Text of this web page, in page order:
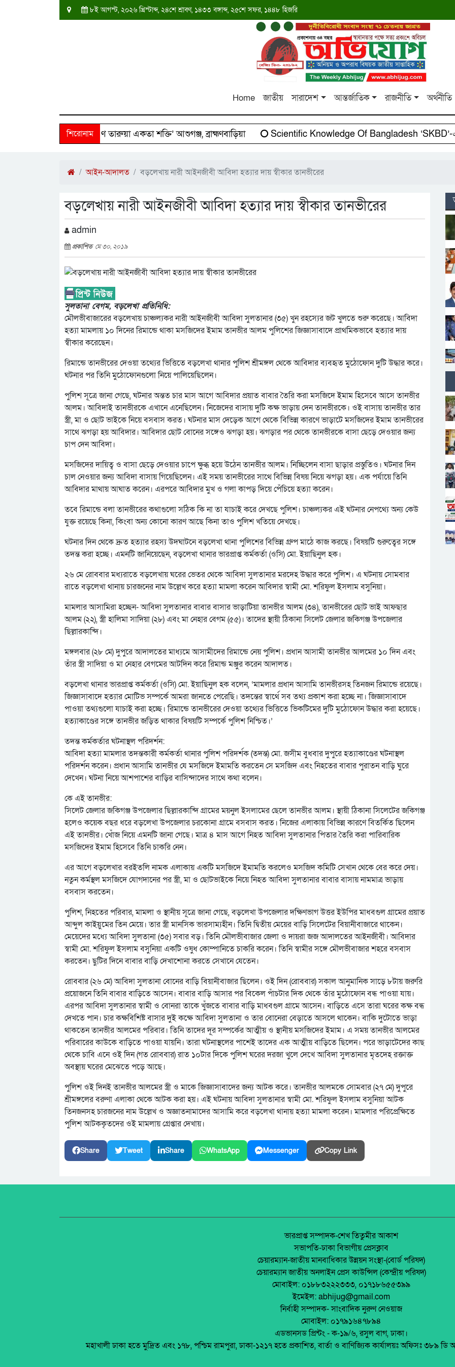
৮ই আগস্ট, ২০২৬ খ্রিস্টাব্দ, ২৪শে শ্রাবণ, ১৪৩৩ বঙ্গাব্দ, ২৫শে সফর, ১৪৪৮ হিজরি
Home জাতীয় সারাদেশ আন্তর্জাতিক রাজনীতি অর্থনীতি
শিরোনাম
পরিবারের পাশে ‘দক্ষিণ তারুয়া একতা শক্তি’ আশুগঞ্জ, ব্রাহ্মণবাড়িয়া Scientific Knowledge Of Bangladesh ‘SKBD’-এর
আইন-আদালত বড়লেখায় নারী আইনজীবী আবিদা হত্যার দায় স্বীকার তানভীরের
বড়লেখায় নারী আইনজীবী আবিদা হত্যার দায় স্বীকার তানভীরের
admin
প্রকাশিত মে ৩০, ২০১৯
সুলতানা বেগম, বড়লেখা প্রতিনিধি:
মৌলভীবাজারের বড়লেখায় চাঞ্চল্যকর নারী আইনজীবী আবিদা সুলতানার (৩৫) খুন রহস্যের জট খুলতে শুরু করেছে। আবিদা
হত্যা মামলায় ১০ দিনের রিমান্ডে থাকা মসজিদের ইমাম তানভীর আলম পুলিশের জিজ্ঞাসাবাদে প্রাথমিকভাবে হত্যার দায়
স্বীকার করেছেন।
রিমান্ডে তানভীরের দেওয়া তথ্যের ভিত্তিতে বড়লেখা থানার পুলিশ শ্রীমঙ্গল থেকে আবিদার ব্যবহৃত মুঠোফোন দুটি উদ্ধার করে।
ঘটনার পর তিনি মুঠোফোনগুলো নিয়ে পালিয়েছিলেন।
পুলিশ সূত্রে জানা গেছে, ঘটনার অন্তত চার মাস আগে আবিদার প্রয়াত বাবার তৈরি করা মসজিদে ইমাম হিসেবে আসে তানভীর
আলম। আবিদাই তানভীরকে এখানে এনেছিলেন। নিজেদের বাসায় দুটি কক্ষ ভাড়ায় দেন তানভীরকে। ওই বাসায় তানভীর তার
স্ত্রী, মা ও ছোট ভাইকে নিয়ে বসবাস করত। ঘটনার মাস দেড়েক আগে থেকে বিভিন্ন কারণে ভাড়াটে মসজিদের ইমাম তানভীরের
সাথে ঝগড়া হয় আবিদার। আবিদার ছোট বোনের সঙ্গেও ঝগড়া হয়। ঝগড়ার পর থেকে তানভীরকে বাসা ছেড়ে দেওয়ার জন্য
চাপ দেন আবিদা।
মসজিদের দায়িত্ব ও বাসা ছেড়ে দেওয়ার চাপে ক্ষুব্ধ হয়ে উঠেন তানভীর আলম। নিচ্ছিলেন বাসা ছাড়ার প্রস্তুতিও। ঘটনার দিন
চাল নেওয়ার জন্য আবিদা বাসায় গিয়েছিলেন। এই সময় তানভীরের সাথে বিভিন্ন বিষয় নিয়ে ঝগড়া হয়। এক পর্যায়ে তিনি
আবিদার মাথায় আঘাত করেন। এরপরে আবিদার মুখ ও গলা কাপড় দিয়ে পেঁচিয়ে হত্যা করেন।
তবে রিমান্ডে বলা তানভীরের কথাগুলো সঠিক কি না তা যাচাই করে দেখছে পুলিশ। চাঞ্চল্যকর এই ঘটনার নেপথ্যে অন্য কেউ
যুক্ত রয়েছে কিনা, কিংবা অন্য কোনো কারণ আছে কিনা তাও পুলিশ খতিয়ে দেখছে।
ঘটনার দিন থেকে দ্রুত হত্যার রহস্য উদঘাটনে বড়লেখা থানা পুলিশের বিভিন্ন গ্রুপ মাঠে কাজ করছে। বিষয়টি গুরুত্বের সঙ্গে
তদন্ত করা হচ্ছে। এমনটি জানিয়েছেন, বড়লেখা থানার ভারপ্রাপ্ত কর্মকর্তা (ওসি) মো. ইয়াছিনুল হক।
২৬ মে রোববার মধ্যরাতে বড়লেখায় ঘরের ভেতর থেকে আবিদা সুলতানার মরদেহ উদ্ধার করে পুলিশ। এ ঘটনায় সোমবার
রাতে বড়লেখা থানায় চারজনের নাম উল্লেখ করে হত্যা মামলা করেন আবিদার স্বামী মো. শরিফুল ইসলাম বসুনিয়া।
মামলার আসামিরা হচ্ছেন- আবিদা সুলতানার বাবার বাসার ভাড়াটিয়া তানভীর আলম (৩৪), তানভীরের ছোট ভাই আফছার
আলম (২২), স্ত্রী হালিমা সাদিয়া (২৮) এবং মা নেহার বেগম (৫৫)। তাদের স্থায়ী ঠিকানা সিলেট জেলার জকিগঞ্জ উপজেলার
ছিল্লারকান্দি।
মঙ্গলবার (২৮ মে) দুপুরে আদালতের মাধ্যমে আসামীদের রিমান্ডে নেয় পুলিশ। প্রধান আসামী তানভীর আলমের ১০ দিন এবং
তাঁর স্ত্রী সাদিয়া ও মা নেহার বেগমের আটদিন করে রিমান্ড মঞ্জুর করেন আদালত।
বড়লেখা থানার ভারপ্রাপ্ত কর্মকর্তা (ওসি) মো. ইয়াছিনুল হক বলেন, ‘মামলার প্রধান আসামি তানভীরসহ তিনজন রিমান্ডে রয়েছে।
জিজ্ঞাসাবাদে হত্যার মোটিভ সম্পর্কে আমরা জানতে পেরেছি। তদন্তের স্বার্থে সব তথ্য প্রকাশ করা হচ্ছে না। জিজ্ঞাসাবাদে
পাওয়া তথ্যগুলো যাচাই করা হচ্ছে। রিমান্ডে তানভীরের দেওয়া তথ্যের ভিত্তিতে ভিকটিমের দুটি মুঠোফোন উদ্ধার করা হয়েছে।
হত্যাকাণ্ডের সঙ্গে তানভীর জড়িত থাকার বিষয়টি সম্পর্কে পুলিশ নিশ্চিত।’
তদন্ত কর্মকর্তার ঘটনাস্থল পরিদর্শন:
আবিদা হত্যা মামলার তদন্তকারী কর্মকর্তা থানার পুলিশ পরিদর্শক (তদন্ত) মো. জসীম বুধবার দুপুরে হত্যাকাণ্ডের ঘটনাস্থল
পরিদর্শন করেন। প্রধান আসামি তানভীর যে মসজিদে ইমামতি করতেন সে মসজিদ এবং নিহতের বাবার পুরাতন বাড়ি ঘুরে
দেখেন। ঘটনা নিয়ে আশপাশের বাড়ির বাসিন্দাদের সাথে কথা বলেন।
কে এই তানভীর:
সিলেট জেলার জকিগঞ্জ উপজেলার ছিল্লারকান্দি গ্রামের ময়নুল ইসলামের ছেলে তানভীর আলম। স্থায়ী ঠিকানা সিলেটের জকিগঞ্জ
হলেও কয়েক বছর ধরে বড়লেখা উপজেলার চরকোনা গ্রামে বসবাস করত। নিজের এলাকায় বিভিন্ন কারণে বিতর্কিত ছিলেন
এই তানভীর। খোঁজ নিয়ে এমনটি জানা গেছে। মাত্র ৪ মাস আগে নিহত আবিদা সুলতানার পিতার তৈরি করা পারিবারিক
মসজিদের ইমাম হিসেবে তিনি চাকরি নেন।
এর আগে বড়লেখার বরইতলি নামক এলাকায় একটি মসজিদে ইমামতি করলেও মসজিদ কমিটি সেখান থেকে বের করে দেয়।
নতুন কর্মস্থল মসজিদে যোগদানের পর স্ত্রী, মা ও ছোটভাইকে নিয়ে নিহত আবিদা সুলতানার বাবার বাসায় নামমাত্র ভাড়ায়
বসবাস করতেন।
পুলিশ, নিহতের পরিবার, মামলা ও স্থানীয় সূত্রে জানা গেছে, বড়লেখা উপজেলার দক্ষিণভাগ উত্তর ইউপির মাধবগুল গ্রামের প্রয়াত
আব্দুল কাইয়ুমের তিন মেয়ে। তার স্ত্রী মানসিক ভারসাম্যহীন। তিনি দ্বিতীয় মেয়ের বাড়ি সিলেটের বিয়ানীবাজারে থাকেন।
মেয়েদের মধ্যে আবিদা সুলতানা (৩৫) সবার বড়। তিনি মৌলভীবাজার জেলা ও দায়রা জজ আদালতের আইনজীবী। আবিদার
স্বামী মো. শরিফুল ইসলাম বসুনিয়া একটি ওষুধ কোম্পানিতে চাকরি করেন। তিনি স্বামীর সঙ্গে মৌলভীবাজার শহরে বসবাস
করতেন। ছুটির দিনে বাবার বাড়ি দেখাশোনা করতে সেখানে যেতেন।
রোববার (২৬ মে) আবিদা সুলতানা বোনের বাড়ি বিয়ানীবাজার ছিলেন। ওই দিন (রোববার) সকাল আনুমানিক সাড়ে ৮টায় জরুরি
প্রয়োজনে তিনি বাবার বাড়িতে আসেন। বাবার বাড়ি আসার পর বিকেল পাঁচটার দিক থেকে তাঁর মুঠোফোন বন্ধ পাওয়া যায়।
এরপর আবিদা সুলতানার স্বামী ও বোনরা তাকে খুঁজতে বাবার বাড়ি মাধবগুল গ্রামে আসেন। বাড়িতে এসে তারা ঘরের কক্ষ বন্ধ
দেখতে পান। চার কক্ষবিশিষ্ট বাসার দুই কক্ষে আবিদা সুলতানা ও তার বোনেরা বেড়াতে আসলে থাকেন। বাকি দুটোতে ভাড়া
থাকতেন তানভীর আলমের পরিবার। তিনি তাদের দূর সম্পর্কের আত্মীয় ও স্থানীয় মসজিদের ইমাম। এ সময় তানভীর আলমের
পরিবারের কাউকে বাড়িতে পাওয়া যায়নি। তারা ঘটনাস্থলের পাশেই তাদের এক আত্মীয় বাড়িতে ছিলেন। পরে ভাড়াটেদের কাছ
থেকে চাবি এনে ওই দিন (গত রোববার) রাত ১০টার দিকে পুলিশ ঘরের দরজা খুলে দেখে আবিদা সুলতানার মৃতদেহ রক্তাক্ত
অবস্থায় ঘরের মেঝেতে পড়ে আছে।
পুলিশ ওই দিনই তানভীর আলমের স্ত্রী ও মাকে জিজ্ঞাসাবাদের জন্য আটক করে। তানভীর আলমকে সোমবার (২৭ মে) দুপুরে
শ্রীমঙ্গলের বরুণা এলাকা থেকে আটক করা হয়। এই ঘটনায় আবিদা সুলতানার স্বামী মো. শরিফুল ইসলাম বসুনিয়া আটক
তিনজনসহ চারজনের নাম উল্লেখ ও অজ্ঞাতনামাদের আসামি করে বড়লেখা থানায় হত্যা মামলা করেন। মামলার পরিপ্রেক্ষিতে
পুলিশ আটককৃতদের ওই মামলায় গ্রেপ্তার দেখায়।
Share Tweet Share WhatsApp Messenger Copy Link
ভারপ্রাপ্ত সম্পাদক-শেখ তিতুমীর আকাশ
সভাপতি-ঢাকা বিভাগীয় প্রেসক্লাব
চেয়ারম্যান-জাতীয় মানবাধিকার উন্নয়ন সংস্থা-(বোর্ড পরিষদ)
চেয়ারম্যান জাতীয় অনলাইন প্রেস কাউন্সিল (কেন্দ্রীয় পরিষদ)
মোবাইল: ০১৮৮৩২২২৩৩৩, ০১৭১৮৬৫৫৩৯৯
ইমেইল: abhijug@gmail.com
নির্বাহী সম্পাদক- সাংবাদিক নুরুণ নেওয়াজ
মোবাইল: ০১৭৯১৬৪৭৮৯৪
এডভানসড প্রিন্টং - ক-১৯/৬, রসুল বাগ, ঢাকা।
মহাখালী ঢাকা হতে মুদ্রিত এবং ১৭৮, পশ্চিম রামপুরা, ঢাকা-১২১৭ হতে প্রকাশিত, বার্তা ও বাণিজ্যিক কার্যালয়ঃ অফিসঃ ৩৮৯